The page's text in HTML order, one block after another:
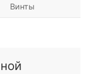
Винты